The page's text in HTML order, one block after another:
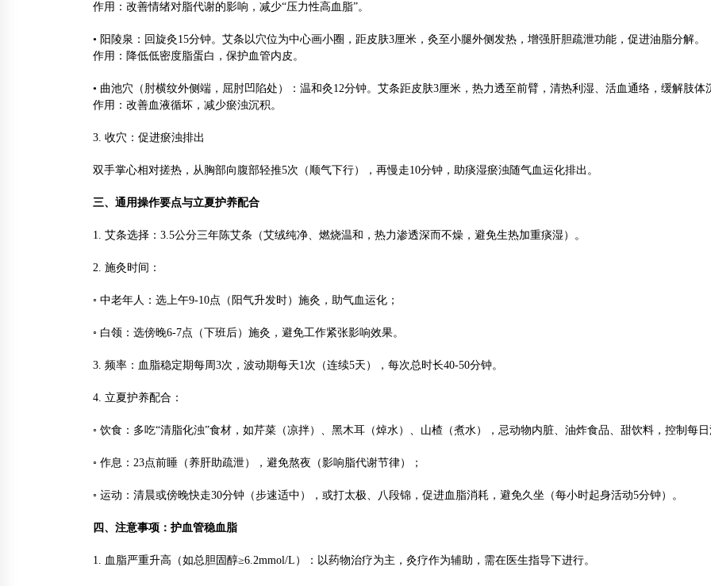
作用：改善情绪对脂代谢的影响，减少“压力性高血脂”。
• 阳陵泉：回旋灸15分钟。艾条以穴位为中心画小圈，距皮肤3厘米，灸至小腿外侧发热，增强肝胆疏泄功能，促进油脂分解。
作用：降低低密度脂蛋白，保护血管内皮。
• 曲池穴（肘横纹外侧端，屈肘凹陷处）：温和灸12分钟。艾条距皮肤3厘米，热力透至前臂，清热利湿、活血通络，缓解肢体
作用：改善血液循坏，减少瘀浊沉积。
3. 收穴：促进瘀浊排出
双手掌心相对搓热，从胸部向腹部轻推5次（顺气下行），再慢走10分钟，助痰湿瘀浊随气血运化排出。
三、通用操作要点与立夏护养配合
1. 艾条选择：3.5公分三年陈艾条（艾绒纯净、燃烧温和，热力渗透深而不燥，避免生热加重痰湿）。
2. 施灸时间：
◦ 中老年人：选上午9-10点（阳气升发时）施灸，助气血运化；
◦ 白领：选傍晚6-7点（下班后）施灸，避免工作紧张影响效果。
3. 频率：血脂稳定期每周3次，波动期每天1次（连续5天），每次总时长40-50分钟。
4. 立夏护养配合：
◦ 饮食：多吃“清脂化浊”食材，如芹菜（凉拌）、黑木耳（焯水）、山楂（煮水），忌动物内脏、油炸食品、甜饮料，控制每
◦ 作息：23点前睡（养肝助疏泄），避免熬夜（影响脂代谢节律）；
◦ 运动：清晨或傍晚快走30分钟（步速适中），或打太极、八段锦，促进血脂消耗，避免久坐（每小时起身活动5分钟）。
四、注意事项：护血管稳血脂
1. 血脂严重升高（如总胆固醇≥6.2mmol/L）：以药物治疗为主，灸疗作为辅助，需在医生指导下进行。